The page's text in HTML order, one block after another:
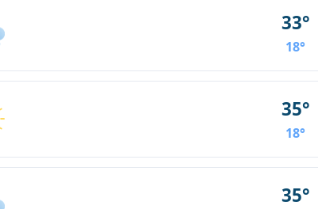
33°
18°
35°
18°
35°